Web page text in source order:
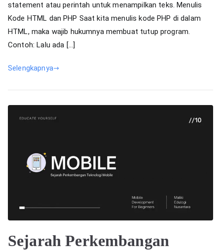
statement atau perintah untuk menampilkan teks. Menulis
Kode HTML dan PHP Saat kita menulis kode PHP di dalam
HTML, maka wajib hukumnya membuat tutup program.
Contoh: Lalu ada […]
Selengkapnya
Sejarah Perkembangan